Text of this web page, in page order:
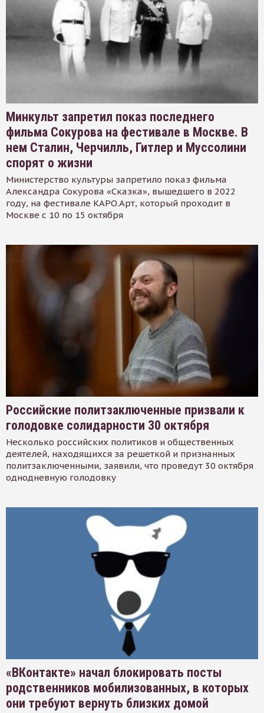
Минкульт запретил показ последнего
фильма Сокурова на фестивале в Москве. В
нем Сталин, Черчилль, Гитлер и Муссолини
спорят о жизни
Министерство культуры запретило показ фильма
Александра Сокурова «Сказка», вышедшего в 2022
году, на фестивале КАРО.Арт, который проходит в
Москве с 10 по 15 октября
Российские политзаключенные призвали к
голодовке солидарности 30 октября
Несколько российских политиков и общественных
деятелей, находящихся за решеткой и признанных
политзаключенными, заявили, что проведут 30 октября
однодневную голодовку
«ВКонтакте» начал блокировать посты
родственников мобилизованных, в которых
они требуют вернуть близких домой